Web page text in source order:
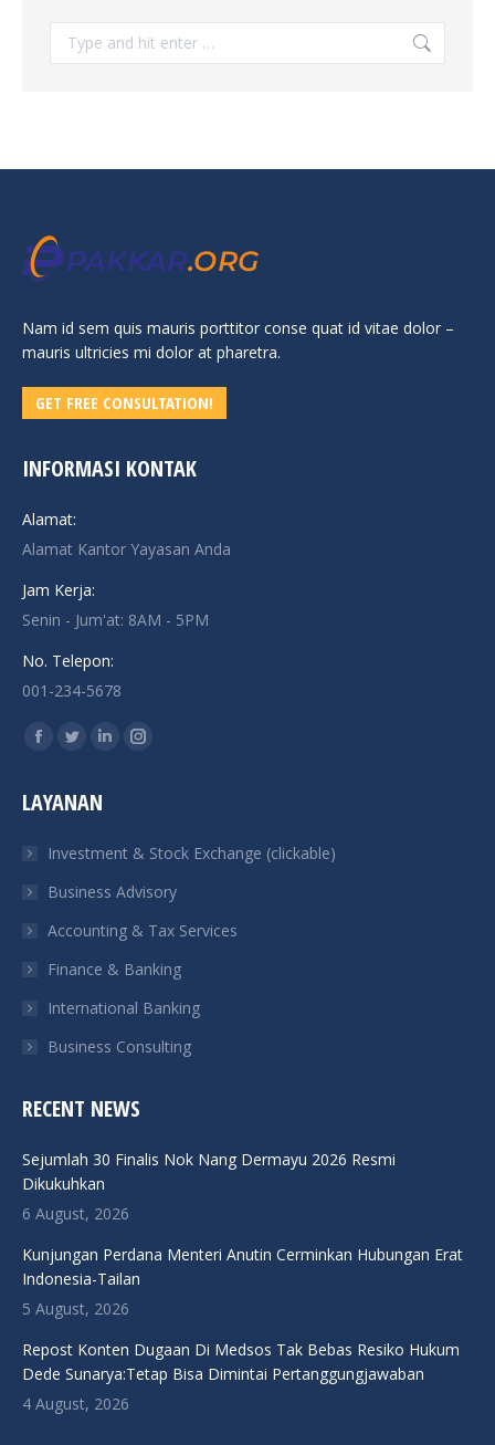
Search:
Nam id sem quis mauris porttitor conse quat id vitae dolor –
mauris ultricies mi dolor at pharetra.
GET FREE CONSULTATION!
INFORMASI KONTAK
Alamat:
Alamat Kantor Yayasan Anda
Jam Kerja:
Senin - Jum'at: 8AM - 5PM
No. Telepon:
001-234-5678
Find us on:
Facebook
opens
new
window
Twitter
opens
new
window
Linkedin
new
window
Instagram
new
window
LAYANAN
Investment & Stock Exchange (clickable)
Business Advisory
Accounting & Tax Services
Finance & Banking
International Banking
Business Consulting
RECENT NEWS
Sejumlah 30 Finalis Nok Nang Dermayu 2026 Resmi
Dikukuhkan
6 August, 2026
Kunjungan Perdana Menteri Anutin Cerminkan Hubungan Erat
Indonesia-Tailan
5 August, 2026
Repost Konten Dugaan Di Medsos Tak Bebas Resiko Hukum
Dede Sunarya:Tetap Bisa Dimintai Pertanggungjawaban
4 August, 2026